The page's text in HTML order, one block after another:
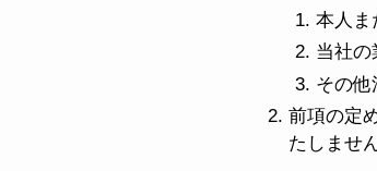
本人ま
当社の
その他
前項の定
たしません